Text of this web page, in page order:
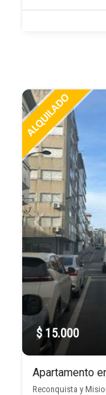
$ 15.000
Apartamento
Reconquista y